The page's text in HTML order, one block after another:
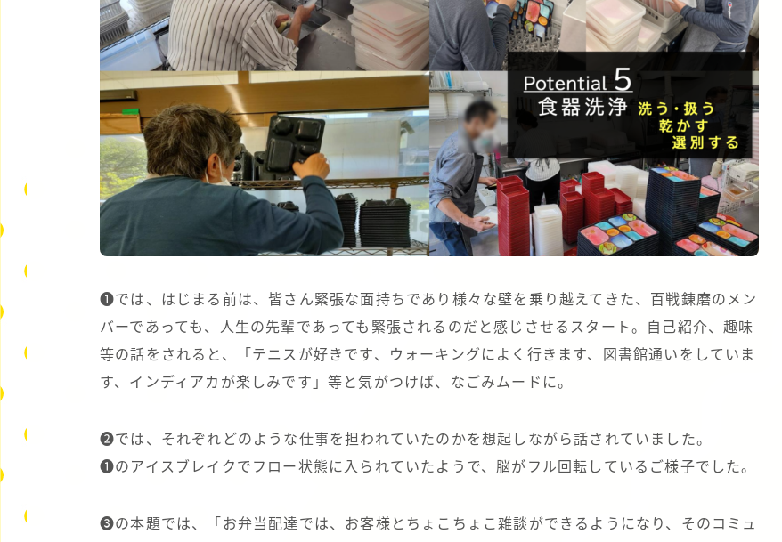
❶では、はじまる前は、皆さん緊張な面持ちであり様々な壁を乗り越えてきた、百戦錬磨のメン
バーであっても、人生の先輩であっても緊張されるのだと感じさせるスタート。自己紹介、趣味
等の話をされると、「テニスが好きです、ウォーキングによく行きます、図書館通いをしていま
す、インディアカが楽しみです」等と気がつけば、なごみムードに。
❷では、それぞれどのような仕事を担われていたのかを想起しながら話されていました。
❶のアイスブレイクでフロー状態に入られていたようで、脳がフル回転しているご様子でした。
❸の本題では、「お弁当配達では、お客様とちょこちょこ雑談ができるようになり、そのコミュ